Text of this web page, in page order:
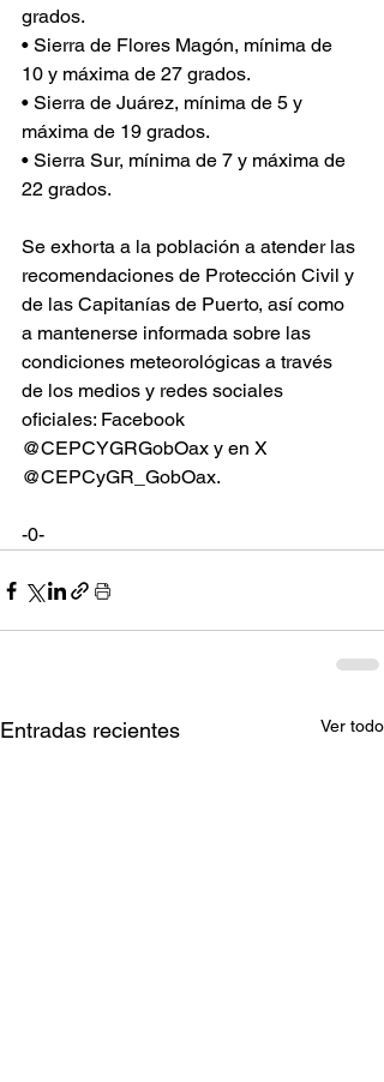
grados.
• Sierra de Flores Magón, mínima de
10 y máxima de 27 grados.
• Sierra de Juárez, mínima de 5 y
máxima de 19 grados.
• Sierra Sur, mínima de 7 y máxima de
22 grados.
Se exhorta a la población a atender las
recomendaciones de Protección Civil y
de las Capitanías de Puerto, así como
a mantenerse informada sobre las
condiciones meteorológicas a través
de los medios y redes sociales
oficiales: Facebook
@CEPCYGRGobOax y en X
@CEPCyGR_GobOax.
-0-
Entradas recientes Ver todo